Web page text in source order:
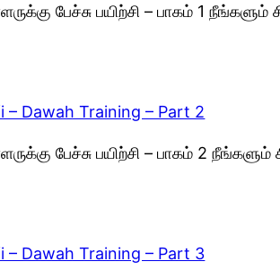
பேச்சு பயிற்சி – பாகம் 1
– Dawah Training – Part 2
பேச்சு பயிற்சி – பாகம் 2
– Dawah Training – Part 3